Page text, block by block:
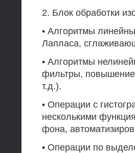
2. Блок обработки
• Алгоритмы
Лапласа,
• Алгоритмы
фильтры, повышение
т.д.).
• Операции с
несколькими
фона,
• Операции по